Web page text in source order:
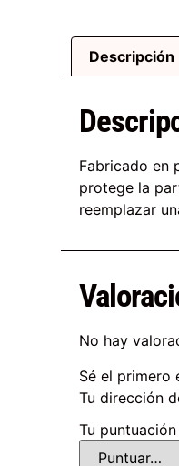
Descripción
Fabricado en
protege la
reemplazar
No hay
Sé el primero
Tu dirección
Tu puntuación